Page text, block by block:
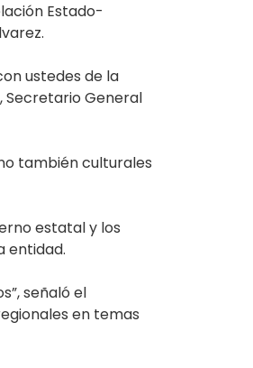
Estado-
ustedes de la
Secretario General
también culturales
estatal y los
entidad.
señaló el
en temas